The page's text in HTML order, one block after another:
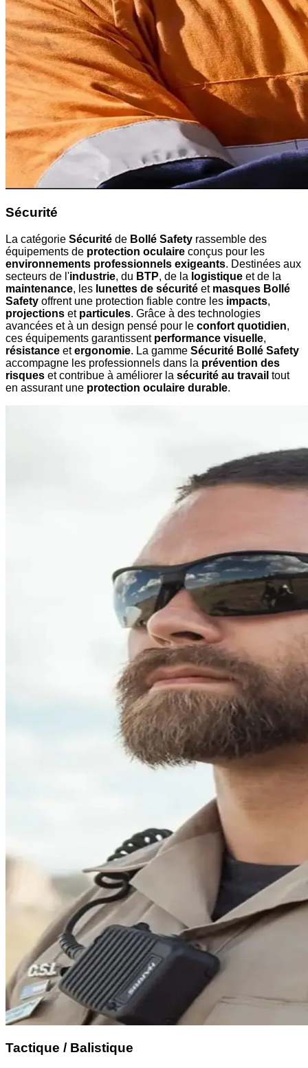
Sécurité
La catégorie Sécurité de Bollé Safety rassemble des
équipements de protection oculaire conçus pour les
environnements professionnels exigeants. Destinées aux
secteurs de l'industrie, du BTP, de la logistique et de la
maintenance, les lunettes de sécurité et masques Bollé
Safety offrent une protection fiable contre les impacts,
projections et particules. Grâce à des technologies
avancées et à un design pensé pour le confort quotidien,
ces équipements garantissent performance visuelle,
résistance etergonomie. La gamme Sécurité Bollé Safety
accompagne les professionnels dans la prévention des
risques et contribue à améliorer la sécurité au travail tout
en assurant une protection oculaire durable.
Tactique / Balistique